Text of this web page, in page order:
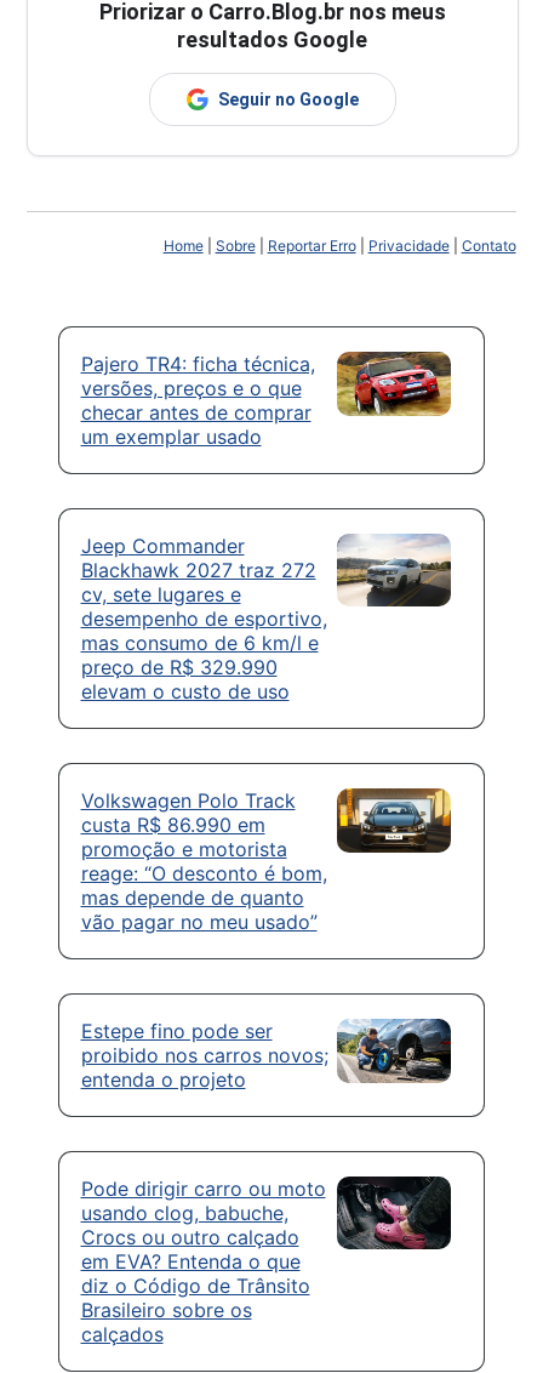
Priorizar o Carro.Blog.br nos meus
resultados Google
Seguir no Google
Home| Sobre| Reportar Erro| Privacidade| Contato
Pajero TR4: ficha técnica,
versões, preços e o que
checar antes de comprar
um exemplar usado
Jeep Commander
Blackhawk 2027 traz 272
cv, sete lugares e
desempenho de esportivo,
mas consumo de 6 km/l e
preço de R$ 329.990
elevam o custo de uso
Volkswagen Polo Track
custa R$ 86.990 em
promoção e motorista
reage: “O desconto é bom,
mas depende de quanto
vão pagar no meu usado”
Estepe fino pode ser
proibido nos carros novos;
entenda o projeto
Pode dirigir carro ou moto
usando clog, babuche,
Crocs ou outro calçado
em EVA? Entenda o que
diz o Código de Trânsito
Brasileiro sobre os
calçados